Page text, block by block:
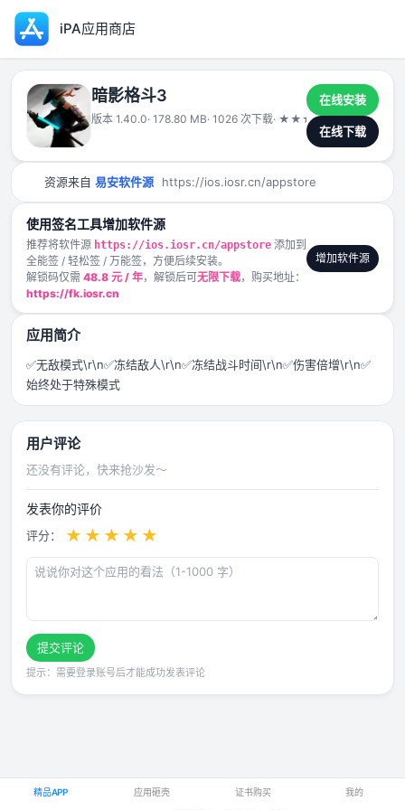
iPA应用商店
暗影格斗3
版本 1.40.0· 178.80 MB· 1026 次下载· ★ ★ ★★★ 2024-12-
在线安装
在线下载
资源来自 易安软件源 https://ios.iosr.cn/appstore
使用签名工具增加软件源
推荐将软件源 https://ios.iosr.cn/appstore 添加到
全能签 / 轻松签 / 万能签，方便后续安装。
解锁码仅需 48.8 元 / 年，解锁后可无限下载，购买地址：
https://fk.iosr.cn
增加软件源
应用简介
✅无敌模式\r\n✅冻结敌人\r\n✅冻结战斗时间\r\n✅伤害倍增\r\n✅
始终处于特殊模式
用户评论
还没有评论，快来抢沙发～
发表你的评价
评分： ★ ★ ★ ★ ★
提交评论
提示：需要登录账号后才能成功发表评论
精品APP 应用砸壳 证书购买 我的